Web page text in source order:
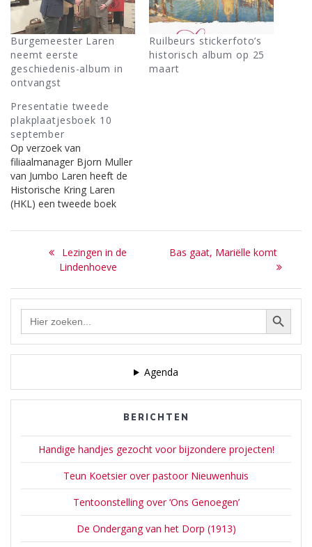
Burgemeester Laren
neemt eerste
geschiedenis-album in
ontvangst
Ruilbeurs stickerfoto’s
historisch album op 25
maart
Presentatie tweede
plakplaatjesboek 10
september
Op verzoek van
filiaalmanager Bjorn Muller
van Jumbo Laren heeft de
Historische Kring Laren
(HKL) een tweede boek
stickerfoto’s over de
Het eerste exemplaar
wordt 10 september
aangeboden aan
burgemeester Joan de
Zwart-Bloch en
tegelijkertijd begint de actie
in de winkel. Bij het doen…
Bericht
navigatie
Previous
post:
Lezingen in de
Lindenhoeve
Next
Bas gaat, Mariëlle komt
Zoek Zoekknop
Agenda
BERICHTEN
Handige handjes gezocht voor bijzondere projecten!
Teun Koetsier over pastoor Nieuwenhuis
Tentoonstelling over ‘Ons Genoegen’
De Ondergang van het Dorp (1913)